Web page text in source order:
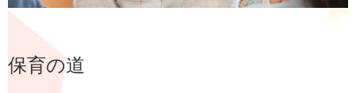
保育の道